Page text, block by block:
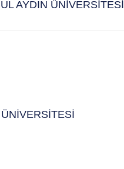
AYDIN ÜNİVERSİTESİ